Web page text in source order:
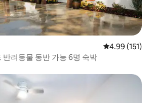
평점 4.99점(5
4.99 (151)
반려동물 동반 가능 6명 숙박